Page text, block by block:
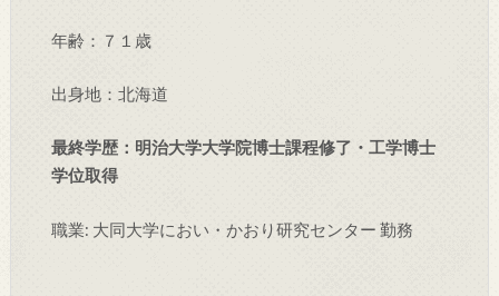
年齢：７１歳
出身地：北海道
最終学歴：明治大学大学院博士課程修了・工学博士
学位取得
職業: 大同大学におい・かおり研究センター 勤務